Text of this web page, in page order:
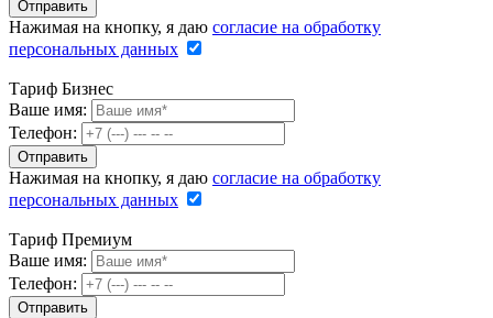
Нажимая на кнопку, я даю согласие на обработку
персональных данных
Тариф Бизнес
Ваше имя:
Телефон:
Нажимая на кнопку, я даю согласие на обработку
персональных данных
Тариф Премиум
Ваше имя:
Телефон: